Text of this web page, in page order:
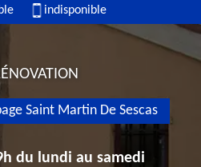
indisponible
Saint Martin De Sescas
du lundi au samedi